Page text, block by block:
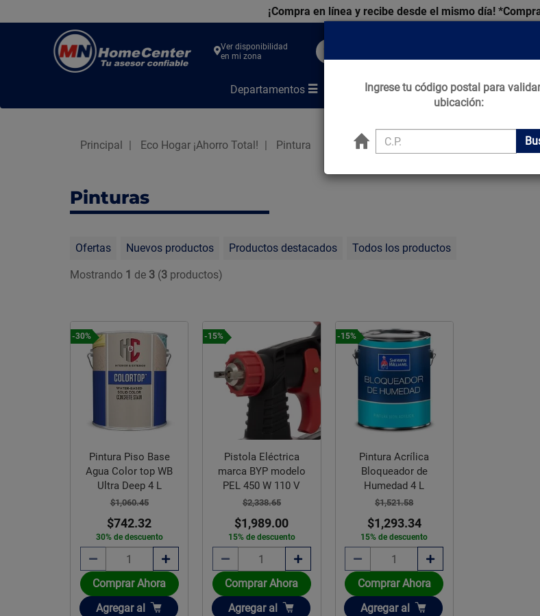
¡Compra en línea y recibe desde el mismo día!
Center
Ver disponibilidad
en mi zona
Departamentos Marcas Tips que Construyen
Principal Eco Hogar ¡Ahorro Total! Pintura
Pinturas
Ofertas Nuevos productos Productos destacados Todos los productos
Mostrando 1 de 3 (3 productos)
-30%
Pintura Piso Base
Agua Color top WB
Ultra Deep 4 L
$1,060.45
$742.32
30% de descuento
Comprar Ahora
Añadir
Agregar al
-15%
Pistola Eléctrica
marca BYP modelo
PEL 450 W 110 V
$2,338.65
$1,989.00
15% de descuento
Comprar Ahora
Añadir
Agregar al
-15%
Pintura Acrílica
Bloqueador de
Humedad 4 L
$1,521.58
$1,293.34
15% de descuento
Comprar Ahora
Añadir
Agregar al
Ingrese tu código postal para
ubicación: